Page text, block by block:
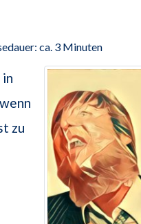
ca. 3 Minuten
zu